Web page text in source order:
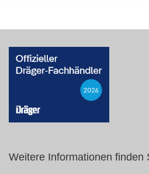
Weitere Informationen finden